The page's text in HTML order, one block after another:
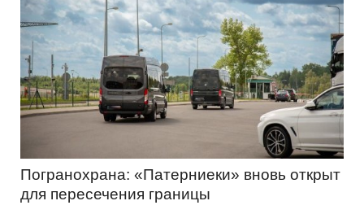
Погранохрана: «Патерниеки» вновь открыт
для пересечения границы